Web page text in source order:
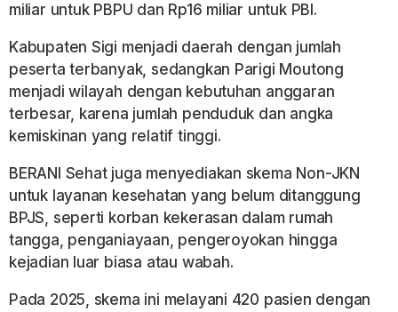
miliar untuk PBPU dan Rp16 miliar untuk PBI.
Kabupaten Sigi menjadi daerah dengan jumlah
peserta terbanyak, sedangkan Parigi Moutong
menjadi wilayah dengan kebutuhan anggaran
terbesar, karena jumlah penduduk dan angka
kemiskinan yang relatif tinggi.
BERANI Sehat juga menyediakan skema Non-JKN
untuk layanan kesehatan yang belum ditanggung
BPJS, seperti korban kekerasan dalam rumah
tangga, penganiayaan, pengeroyokan hingga
kejadian luar biasa atau wabah.
Pada 2025, skema ini melayani 420 pasien dengan